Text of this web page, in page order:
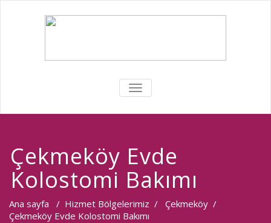
MENÜYÜ
DEĞIŞTIR
Çekmeköy Evde
Kolostomi Bakımı
Ana sayfa / Hizmet Bölgelerimiz / Çekmeköy /
Çekmeköy Evde Kolostomi Bakımı